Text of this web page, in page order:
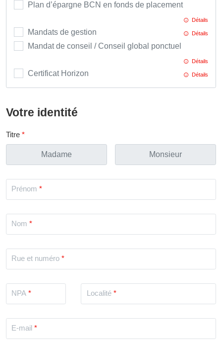
Plan d’épargne BCN en fonds de placement
Détails
Mandats de gestion Détails
Mandat de conseil / Conseil global ponctuel
Détails
Certificat Horizon Détails
Votre identité
Titre
Madame Monsieur
Prénom
Nom
Rue et numéro
NPA Localité
E-mail